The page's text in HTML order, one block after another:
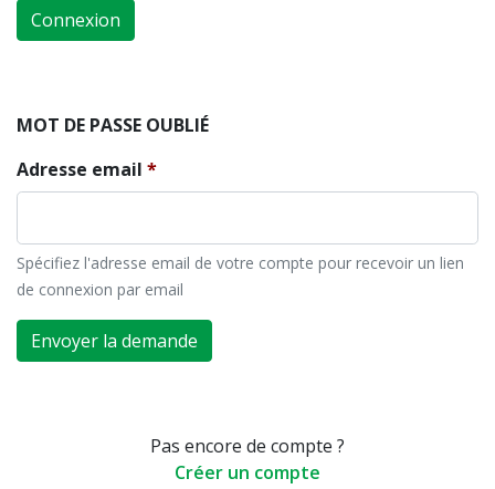
Connexion
MOT DE PASSE OUBLIÉ
Adresse email
Spécifiez l'adresse email de votre compte pour recevoir un lien
de connexion par email
Envoyer la demande
Pas encore de compte ?
Créer un compte